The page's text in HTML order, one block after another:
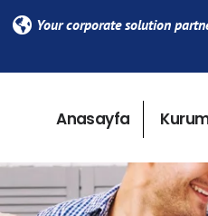
Your corporate solution
Anasayfa